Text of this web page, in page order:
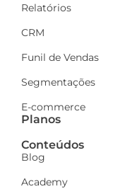
Relatórios
CRM
Funil de Vendas
Segmentações
E-commerce
Planos
Conteúdos
Blog
Academy